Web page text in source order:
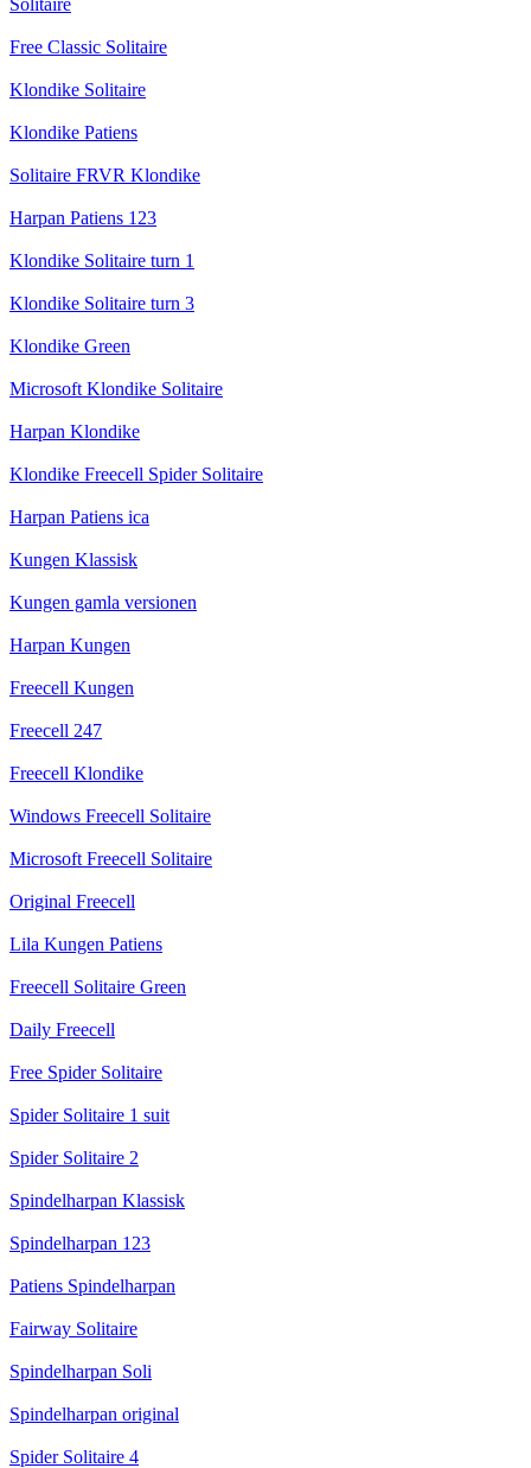
Free Classic Solitaire
Klondike Solitaire
Klondike Patiens
Solitaire FRVR Klondike
Harpan Patiens 123
Klondike Solitaire turn 1
Klondike Solitaire turn 3
Klondike Green
Microsoft Klondike Solitaire
Harpan Klondike
Klondike Freecell Spider Solitaire
Harpan Patiens ica
Kungen Klassisk
Kungen gamla versionen
Harpan Kungen
Freecell Kungen
Freecell 247
Freecell Klondike
Windows Freecell Solitaire
Microsoft Freecell Solitaire
Original Freecell
Lila Kungen Patiens
Freecell Solitaire Green
Daily Freecell
Free Spider Solitaire
Spider Solitaire 1 suit
Spider Solitaire 2
Spindelharpan Klassisk
Spindelharpan 123
Patiens Spindelharpan
Fairway Solitaire
Spindelharpan Soli
Spindelharpan original
Spider Solitaire 4